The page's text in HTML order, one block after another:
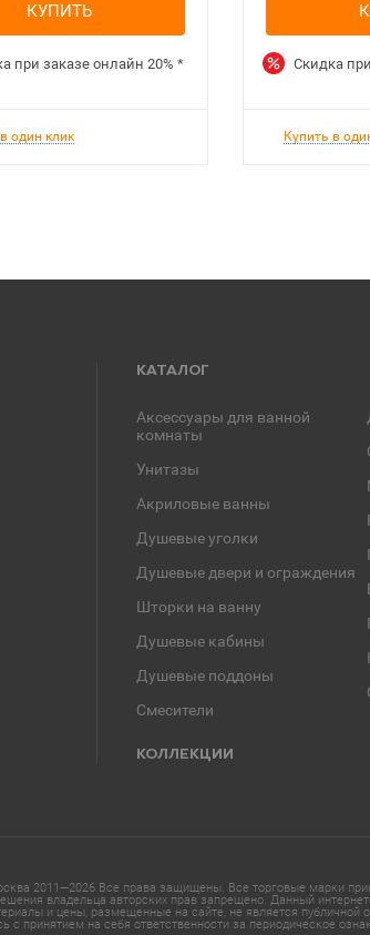
КУПИТЬ
при заказе онлайн 20% *
один клик
Скидка
Купить в
КАТАЛОГ
Аксессуары для ванной
комнаты
Унитазы
Акриловые ванны
Душевые уголки
Душевые двери и ограждения
Шторки на ванну
Душевые кабины
Душевые поддоны
Смесители
КОЛЛЕКЦИИ
2011—2026 Все права защищены. Все торговые марки
владельца авторских прав запрещено. Данный
и цены, размещенные на сайте, не является
с принятием на себя ответственности за периодическое